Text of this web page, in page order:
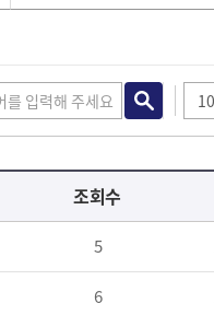
조회수
5
6